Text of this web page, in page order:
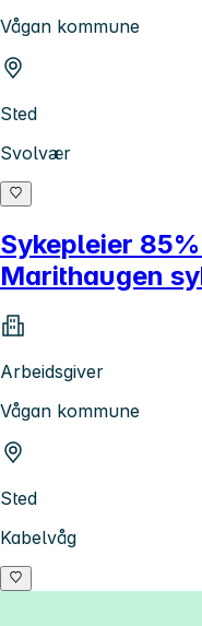
Vågan kommune
Sted
Svolvær
Sykepleier
Marithaugen
Arbeidsgiver
Vågan kommune
Sted
Kabelvåg